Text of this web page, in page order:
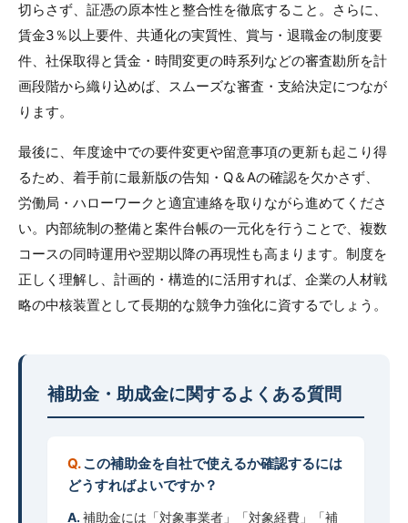
切らさず、証憑の原本性と整合性を徹底すること。さらに、
賃金3％以上要件、共通化の実質性、賞与・退職金の制度要
件、社保取得と賃金・時間変更の時系列などの審査勘所を計
画段階から織り込めば、スムーズな審査・支給決定につなが
ります。
最後に、年度途中での要件変更や留意事項の更新も起こり得
るため、着手前に最新版の告知・Q＆Aの確認を欠かさず、
労働局・ハローワークと適宜連絡を取りながら進めてくださ
い。内部統制の整備と案件台帳の一元化を行うことで、複数
コースの同時運用や翌期以降の再現性も高まります。制度を
正しく理解し、計画的・構造的に活用すれば、企業の人材戦
略の中核装置として長期的な競争力強化に資するでしょう。
補助金・助成金に関するよくある質問
この補助金を自社で使えるか確認するには
どうすればよいですか？
補助金には「対象事業者」「対象経費」「補